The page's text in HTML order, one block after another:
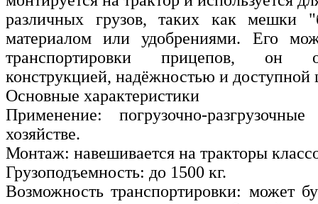
различных грузов, таких как мешки
материалом или удобрениями. Его
транспортировки прицепов, он
конструкцией, надёжностью и доступной
Основные характеристики
Применение: погрузочно-
хозяйстве.
Монтаж: навешивается на тракторы
Грузоподъемность: до 1500 кг.
Возможность транспортировки: может